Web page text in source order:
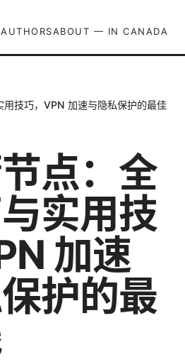
AUTHORSABOUT — IN CANADA
技巧，VPN 加速与隐私保护的最佳
点：全
实用技
加速
护的最